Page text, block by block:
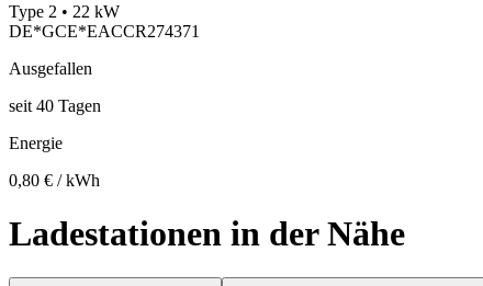
Type 2 • 22 kW
DE*GCE*EACCR274371
Ausgefallen
seit 40 Tagen
Energie
0,80 € / kWh
Ladestationen in der Nähe